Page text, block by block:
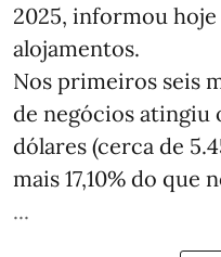
2025, informou
alojamentos.
Nos primeiros seis
de negócios atingiu
dólares (cerca de
mais 17,10% do que
...